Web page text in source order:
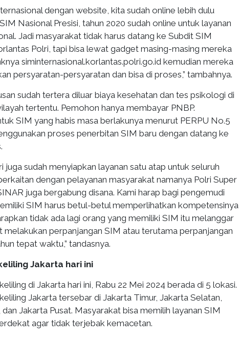
dengan website, kita sudah online lebih dulu
Nasional Presisi, tahun 2020 sudah online untuk layanan
Jadi masyarakat tidak harus datang ke Subdit SIM
Polri, tapi bisa lewat gadget masing-masing mereka
siminternasional.korlantas.polri.go.id kemudian mereka
persyaratan-persyaratan dan bisa di proses,” tambahnya.
sudah tertera diluar biaya kesehatan dan tes psikologi di
tertentu. Pemohon hanya membayar PNBP.
SIM yang habis masa berlakunya menurut PERPU No.5
proses penerbitan SIM baru dengan datang ke
juga sudah menyiapkan layanan satu atap untuk seluruh
dengan pelayanan masyarakat namanya Polri Super
juga bergabung disana. Kami harap bagi pengemudi
SIM harus betul-betul memperlihatkan kompetensinya
tidak ada lagi orang yang memiliki SIM itu melanggar
melakukan perpanjangan SIM atau terutama perpanjangan
tepat waktu,” tandasnya.
Jakarta hari ini
di Jakarta hari ini, Rabu 22 Mei 2024 berada di 5 lokasi.
Jakarta tersebar di Jakarta Timur, Jakarta Selatan,
Jakarta Pusat. Masyarakat bisa memilih layanan SIM
agar tidak terjebak kemacetan.